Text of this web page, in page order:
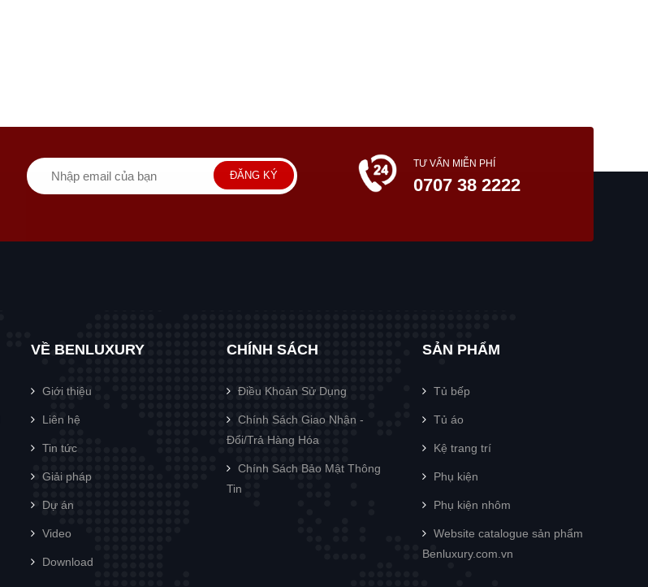
ĐĂNG KÝ
TƯ VẤN MIỄN PHÍ
0707 38 2222
VỀ BENLUXURY
Giới thiệu
Liên hệ
Tin tức
Giải pháp
Dự án
Video
Download
CHÍNH SÁCH
Điều Khoản Sử Dụng
Chính Sách Giao Nhận -
Đổi/Trả Hàng Hóa
Chính Sách Bảo Mật Thông
Tin
SẢN PHẨM
Tủ bếp
Tủ áo
Kệ trang trí
Phụ kiện
Phụ kiện nhôm
Website catalogue sản phẩm
Benluxury.com.vn